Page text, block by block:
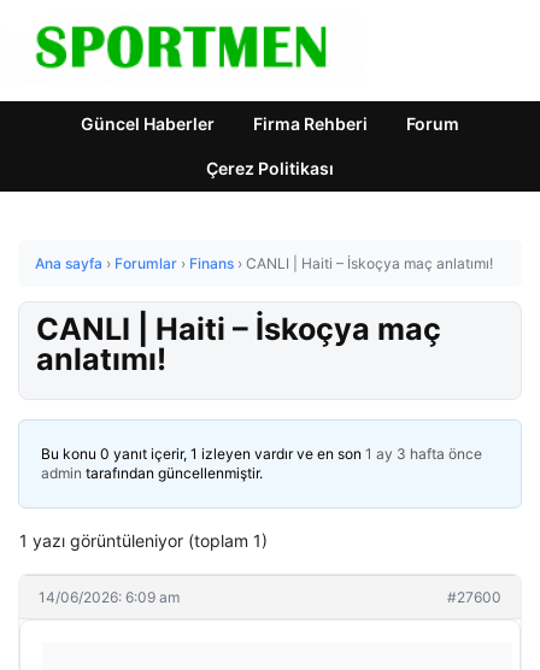
Güncel Haberler Firma Rehberi Forum
Çerez Politikası
Ana sayfa › Forumlar › Finans › CANLI | Haiti – İskoçya maç anlatımı!
CANLI | Haiti – İskoçya maç
anlatımı!
Bu konu 0 yanıt içerir, 1 izleyen vardır ve en son 1 ay 3 hafta önce
admin tarafından güncellenmiştir.
1 yazı görüntüleniyor (toplam 1)
14/06/2026: 6:09 am #27600